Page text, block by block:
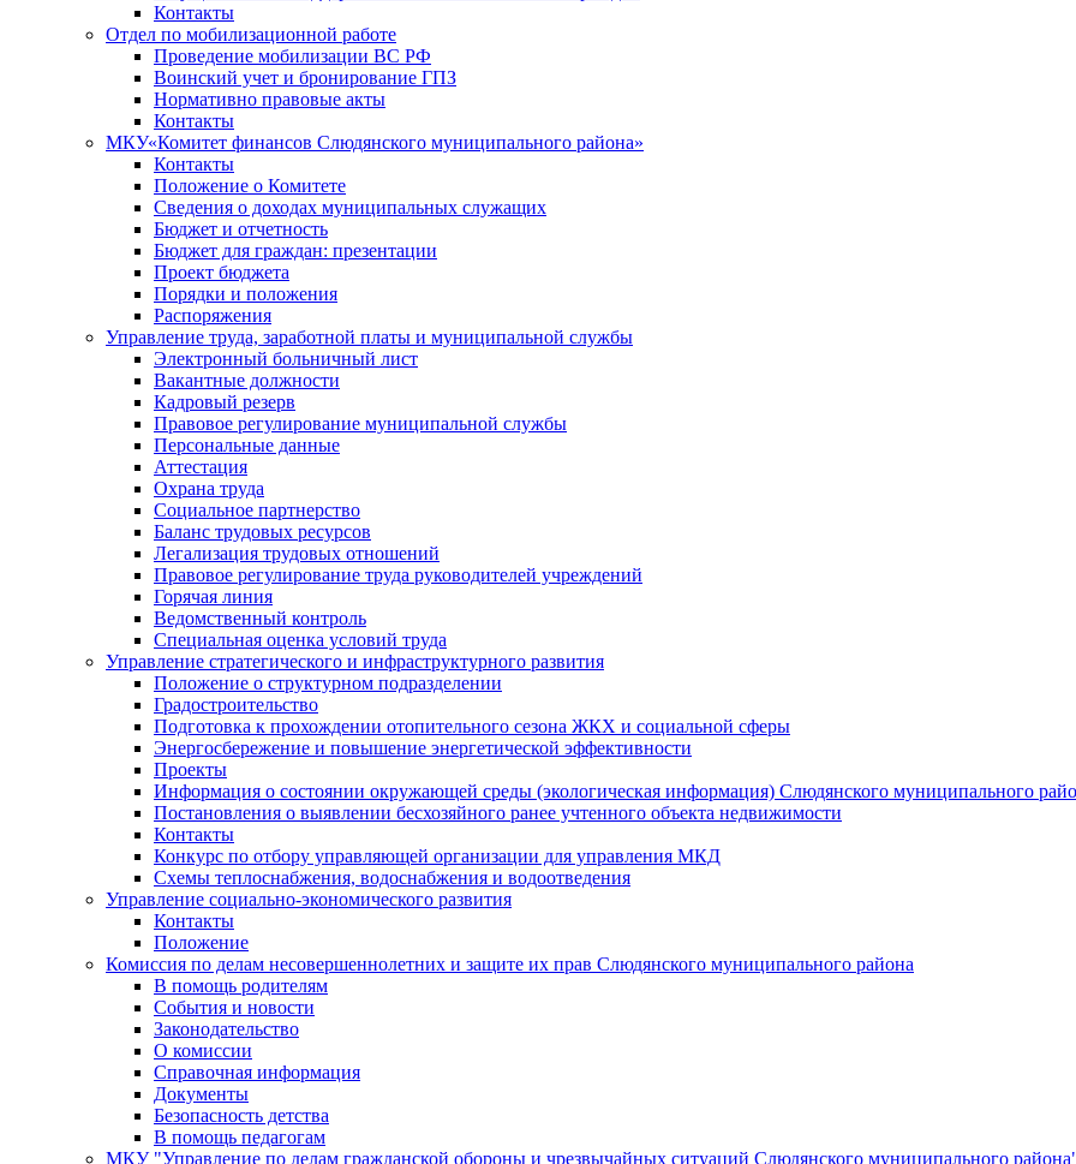
Контакты
Отдел по мобилизационной работе
Проведение мобилизации ВС РФ
Воинский учет и бронирование ГПЗ
Нормативно правовые акты
Контакты
МКУ«Комитет финансов Слюдянского муниципального района»
Контакты
Положение о Комитете
Сведения о доходах муниципальных служащих
Бюджет и отчетность
Бюджет для граждан: презентации
Проект бюджета
Порядки и положения
Распоряжения
Управление труда, заработной платы и муниципальной службы
Электронный больничный лист
Вакантные должности
Кадровый резерв
Правовое регулирование муниципальной службы
Персональные данные
Аттестация
Охрана труда
Социальное партнерство
Баланс трудовых ресурсов
Легализация трудовых отношений
Правовое регулирование труда руководителей учреждений
Горячая линия
Ведомственный контроль
Специальная оценка условий труда
Управление стратегического и инфраструктурного развития
Положение о структурном подразделении
Градостроительство
Подготовка к прохождении отопительного сезона ЖКХ и социальной сферы
Энергосбережение и повышение энергетической эффективности
Проекты
Информация о состоянии окружающей среды (экологическая информация) Слюдянского муниципального
Постановления о выявлении бесхозяйного ранее учтенного объекта недвижимости
Контакты
Конкурс по отбору управляющей организации для управления МКД
Схемы теплоснабжения, водоснабжения и водоотведения
Управление социально-экономического развития
Контакты
Положение
Комиссия по делам несовершеннолетних и защите их прав Слюдянского муниципального района
В помощь родителям
События и новости
Законодательство
О комиссии
Справочная информация
Документы
Безопасность детства
В помощь педагогам
МКУ "Управление по делам гражданской обороны и чрезвычайных ситуаций Слюдянского муниципального